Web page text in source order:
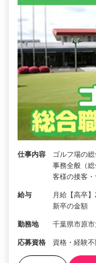
仕事内容
ゴルフ場の
事務全般（
客様の接客
給与
月給【高卒
新卒の金額
勤務地 千葉県市原
応募資格 資格・経験不